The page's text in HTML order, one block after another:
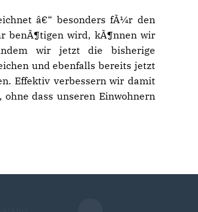
â€“ besonders fÃ¼r den
benÃ¶tigen wird, kÃ¶nnen wir
wir jetzt die bisherige
und ebenfalls bereits jetzt
Effektiv verbessern wir damit
dass unseren Einwohnern